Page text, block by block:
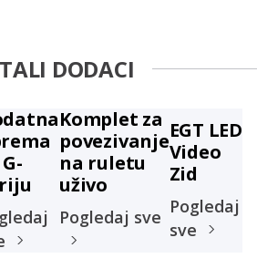
DODACI
Komplet za
povezivanje
na ruletu
uživo
Pogledaj sve
EGT LED
Video
Zid
Pogledaj
sve